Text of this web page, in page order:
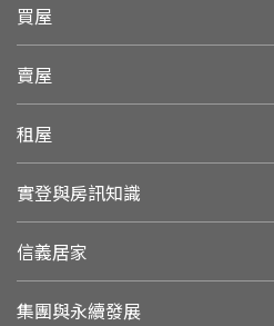
買屋
賣屋
租屋
實登與房訊知識
信義居家
集團與永續發展